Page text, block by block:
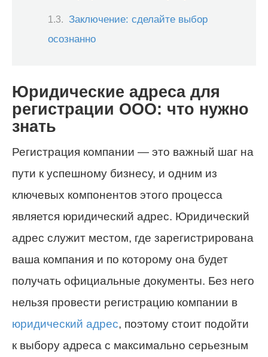
Заключение: сделайте выбор
осознанно
Юридические адреса для
регистрации ООО: что нужно
знать
Регистрация компании — это важный шаг на
пути к успешному бизнесу, и одним из
ключевых компонентов этого процесса
является юридический адрес. Юридический
адрес служит местом, где зарегистрирована
ваша компания и по которому она будет
получать официальные документы. Без него
нельзя провести регистрацию компании в
юридический адрес, поэтому стоит подойти
к выбору адреса с максимально серьезным